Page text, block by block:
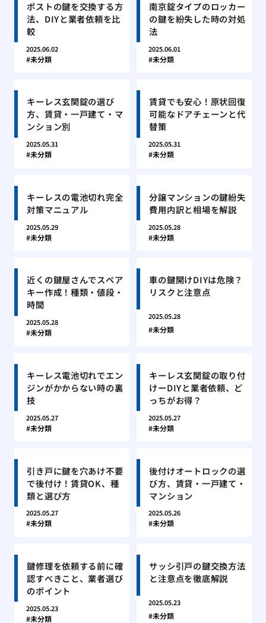
ポストの鍵を交換する方
法、DIYと業者依頼を比
較
2025.06.02
未分類
南京錠タイプのロッカー
の鍵を紛失した時の対処
法
2025.06.01
未分類
キーレス玄関錠の選び
方、賃貸・一戸建て・マ
ンション別
2025.05.31
未分類
賃貸でも安心！原状回復
可能なドアチェーンと代
替策
2025.05.31
未分類
キーレスの電池切れ完全
対策マニュアル
2025.05.29
未分類
分譲マンションの鍵紛失
費用内訳と相場を解説
2025.05.28
未分類
近くの鍵屋さんでスペア
キー作成！種類・値段・
時間
2025.05.28
未分類
車の鍵開けDIYは危険？
リスクと注意点
2025.05.28
未分類
キーレス電池切れでエン
ジンがかからない時の裏
技
2025.05.27
未分類
キーレス玄関錠の取り付
けーDIYと業者依頼、ど
っちがお得？
2025.05.27
未分類
引き戸に鍵を穴あけ不要
で後付け！賃貸OK、種
類と選び方
2025.05.27
未分類
後付けオートロックの選
び方、賃貸・一戸建て・
マンション
2025.05.26
未分類
鍵修理を依頼する前に確
認すべきこと、業者選び
のポイント
2025.05.23
未分類
サッシ引戸の鍵交換方法
と注意点を徹底解説
2025.05.23
未分類